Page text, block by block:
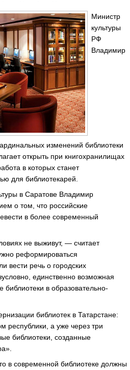
Министр
культуры
РФ
Владимир
изменений библиотеки
открыть при книгохранилищах
в которых станет
для библиотекарей.
в Саратове Владимир
о том, что российские
в более современный
не выживут, — считает
реформироваться
вести речь о городских
единственно возможная
в образовательно-
библиотек в Татарстане:
республики, а уже через три
библиотеки, созданные
в современной библиотеке должны